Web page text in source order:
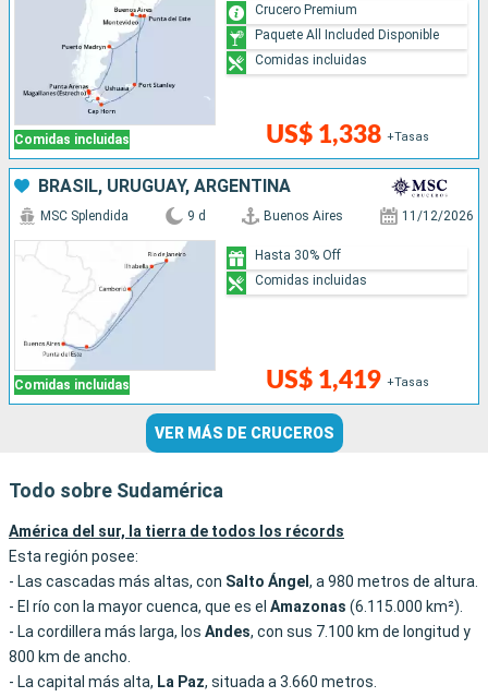
Comidas incluidas US$ 1,338 +Tasas
Crucero Premium
Paquete All Included Disponible
Comidas incluidas
BRASIL, URUGUAY, ARGENTINA
Comidas incluidas
MSC Splendida 9 d Buenos Aires 11/12/2026
US$ 1,419 +Tasas
Hasta 30% Off
Comidas incluidas
VER MÁS DE CRUCEROS
Todo sobre Sudamérica
América del sur, la tierra de todos los récords
Esta región posee:
- Las cascadas más altas, con Salto Ángel , a 980 metros de altura.
- El río con la mayor cuenca, que es el Amazonas (6.115.000 km²).
- La cordillera más larga, los Andes, con sus 7.100 km de longitud y
800 km de ancho.
- La capital más alta, La Paz, situada a 3.660 metros.